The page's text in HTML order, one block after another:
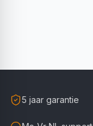
5 jaar garantie